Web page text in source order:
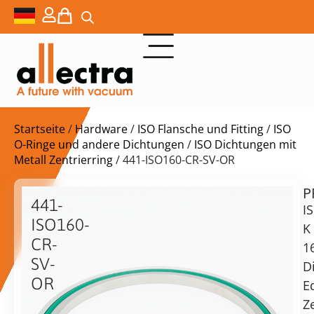
Startseite/ Hardware/ ISO Flansche und Fitting/ ISO
O-Ringe und andere Dichtungen / ISO Dichtungen mit
Metall Zentrierring/ 441-ISO160-CR-SV-OR
441-
ISO160-
CR-
SV-
OR
ISO-
$
vorrätig
Lieferzeit:
Versand
K